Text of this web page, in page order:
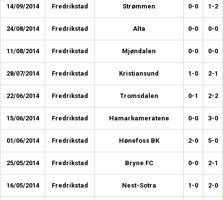
14/09/2014 Fredrikstad Strømmen 0-0 1-2
24/08/2014 Fredrikstad Alta 0-0 0-0
11/08/2014 Fredrikstad Mjøndalen 0-0 0-0
28/07/2014 Fredrikstad Kristiansund 1-0 2-1
22/06/2014 Fredrikstad Tromsdalen 0-1 2-2
15/06/2014 Fredrikstad Hamarkameratene 0-0 3-0
01/06/2014 Fredrikstad Hønefoss BK 2-0 5-0
25/05/2014 Fredrikstad Bryne FC 0-0 2-1
16/05/2014 Fredrikstad Nest-Sotra 1-0 2-0